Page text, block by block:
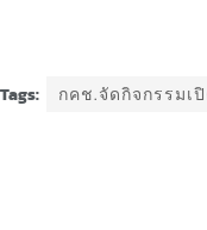
Tags: กคช.จัดกิจกรรมเปิ